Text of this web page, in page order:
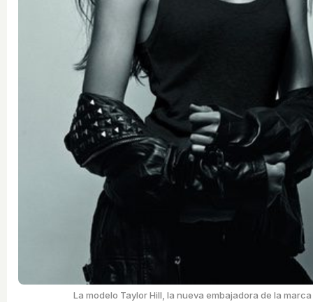
La modelo Taylor Hill, la nueva embajadora de la